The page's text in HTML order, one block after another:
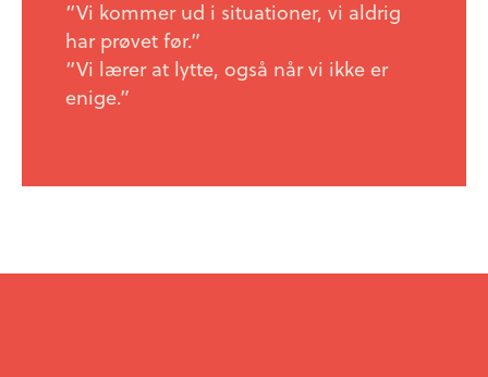
“Vi kommer ud i situationer, vi aldrig
har prøvet før.”
“Vi lærer at lytte, også når vi ikke er
enige.”